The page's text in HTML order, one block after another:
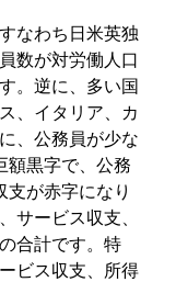
なわち日米英独
数が対労働人口
。逆に、多い国
、イタリア、カ
、公務員が少な
額黒字で、公務
支が赤字になり
サービス収支、
合計です。特
ビス収支、所得